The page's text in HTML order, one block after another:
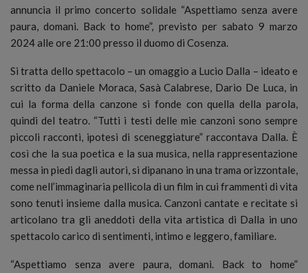
annuncia il primo concerto solidale “Aspettiamo senza avere
paura, domani. Back to home”, previsto per sabato 9 marzo
2024 alle ore 21:00 presso il duomo di Cosenza.
Si tratta dello spettacolo – un omaggio a Lucio Dalla – ideato e
scritto da Daniele Moraca, Sasà Calabrese, Dario De Luca, in
cui la forma della canzone si fonde con quella della parola,
quindi del teatro. “Tutti i testi delle mie canzoni sono sempre
piccoli racconti, ipotesi di sceneggiature” raccontava Dalla. È
così che la sua poetica e la sua musica, nella rappresentazione
messa in piedi dagli autori, si dipanano in una trama orizzontale,
come nell’immaginaria pellicola di un film in cui frammenti di vita
sono tenuti insieme dalla musica. Canzoni cantate e recitate si
articolano tra gli aneddoti della vita artistica di Dalla in uno
spettacolo carico di sentimenti, intimo e leggero, familiare.
“Aspettiamo senza avere paura, domani. Back to home”